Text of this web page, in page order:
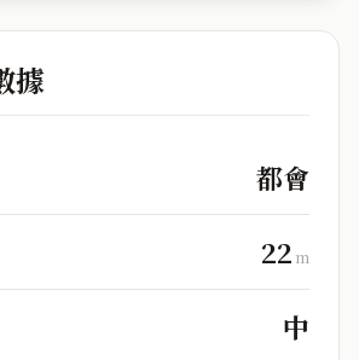
據
都會
22 m
中